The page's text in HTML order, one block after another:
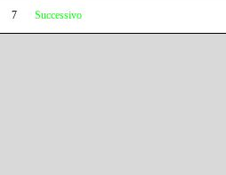
7 Successivo